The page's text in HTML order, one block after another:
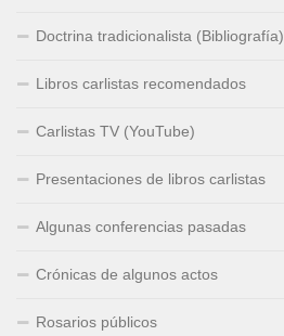
Doctrina tradicionalista (Bibliografía)
Libros carlistas recomendados
Carlistas TV (YouTube)
Presentaciones de libros carlistas
Algunas conferencias pasadas
Crónicas de algunos actos
Rosarios públicos